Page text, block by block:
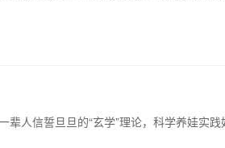
人信誓旦旦的“玄学”理论，科学养娃实践